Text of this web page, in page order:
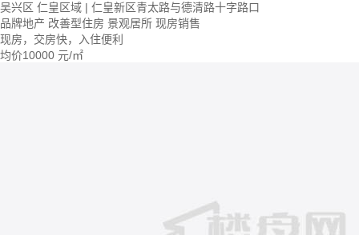
吴兴区 仁皇区域 | 仁皇新区青太路与德清路十字路口
品牌地产 改善型住房 景观居所 现房销售
现房，交房快，入住便利
均价10000 元/㎡